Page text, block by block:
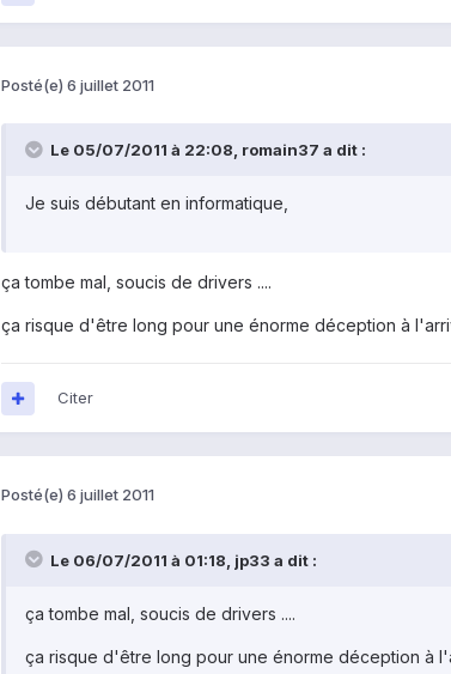
Posté(e) 6 juillet 2011
Le 05/07/2011 à 22:08, romain37 a dit :
Je suis débutant en informatique,
ça tombe mal, soucis de drivers ....
ça risque d'être long pour une énorme déception à
Citer
Posté(e) 6 juillet 2011
Le 06/07/2011 à 01:18, jp33 a dit :
ça tombe mal, soucis de drivers ....
ça risque d'être long pour une énorme déception à